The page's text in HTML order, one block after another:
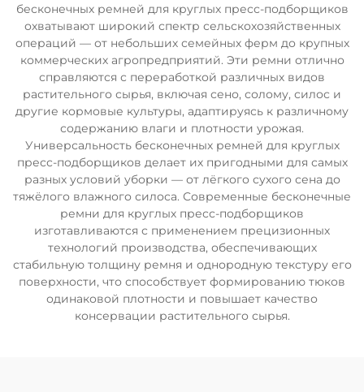
бесконечных ремней для круглых пресс-подборщиков
охватывают широкий спектр сельскохозяйственных
операций — от небольших семейных ферм до крупных
коммерческих агропредприятий. Эти ремни отлично
справляются с переработкой различных видов
растительного сырья, включая сено, солому, силос и
другие кормовые культуры, адаптируясь к различному
содержанию влаги и плотности урожая.
Универсальность бесконечных ремней для круглых
пресс-подборщиков делает их пригодными для самых
разных условий уборки — от лёгкого сухого сена до
тяжёлого влажного силоса. Современные бесконечные
ремни для круглых пресс-подборщиков
изготавливаются с применением прецизионных
технологий производства, обеспечивающих
стабильную толщину ремня и однородную текстуру его
поверхности, что способствует формированию тюков
одинаковой плотности и повышает качество
консервации растительного сырья.